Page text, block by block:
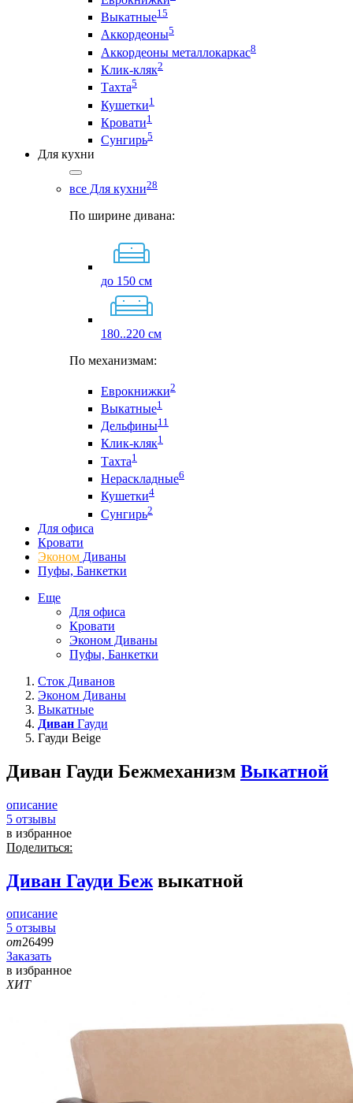
Выкатные15
Аккордеоны5
Аккордеоны металлокаркас8
Клик-кляк2
Тахта5
Кушетки1
Кровати1
Сунгирь5
Для кухни
все Для кухни28
По ширине дивана:
до 150 см
180..220 см
По механизмам:
Еврокнижки2
Выкатные1
Дельфины11
Клик-кляк1
Тахта1
Нераскладные6
Кушетки4
Сунгирь2
Для офиса
Кровати
Эконом Диваны
Пуфы, Банкетки
Еще
Для офиса
Кровати
Эконом Диваны
Пуфы, Банкетки
Сток Диванов
Эконом Диваны
Выкатные
Диван Гауди
Гауди Beige
Диван Гауди Бежмеханизм Выкатной
описание
5 отзывы
в избранное
Поделиться:
Диван Гауди Беж выкатной
описание
5 отзывы
от26499
Заказать
в избранное
ХИТ